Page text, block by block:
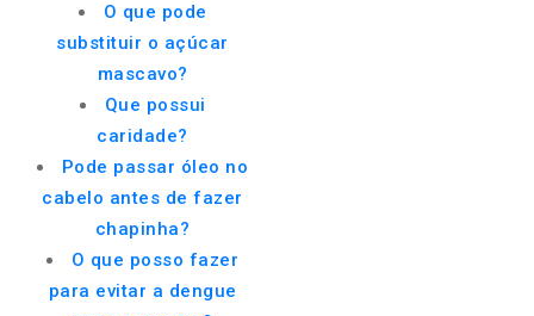
O que pode
substituir o açúcar
mascavo?
Que possui
caridade?
Pode passar óleo no
cabelo antes de fazer
chapinha?
O que posso fazer
para evitar a dengue